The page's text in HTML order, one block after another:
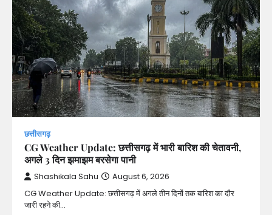
छत्तीसगढ़
CG Weather Update: छत्तीसगढ़ में भारी बारिश की चेतावनी,
अगले 3 दिन झमाझम बरसेगा पानी
Shashikala Sahu August 6, 2026
CG Weather Update: छत्तीसगढ़ में अगले तीन दिनों तक बारिश का दौर
जारी रहने की…